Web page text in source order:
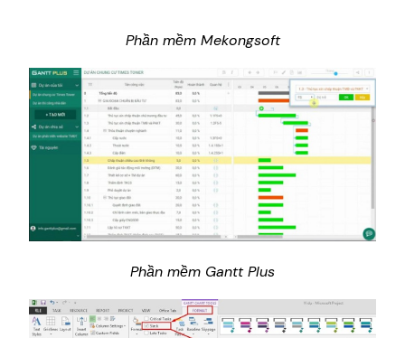
Các mẫu lập bảng tiến độ thi công
bằng phần mềm chuẩn nhất